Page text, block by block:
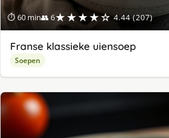
⏱ 60 min👥 6★★★★☆ 4.44 (207)
Franse klassieke uiensoep
Soepen